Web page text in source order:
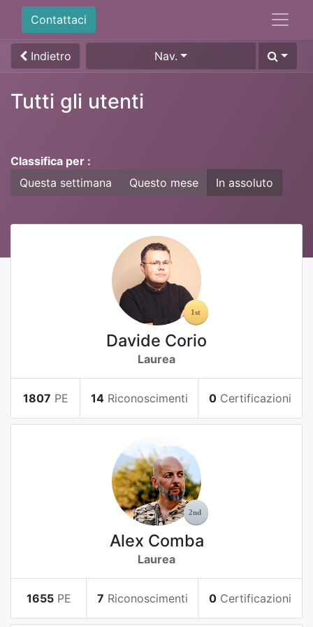
Contattaci
Indietro Nav.
Tutti gli utenti
Classifica per :
Questa settimana
Questo mese In assoluto
Davide Corio
Laurea
1807 PE 14 Riconoscimenti 0 Certificazioni
Alex Comba
Laurea
1655 PE 7 Riconoscimenti 0 Certificazioni